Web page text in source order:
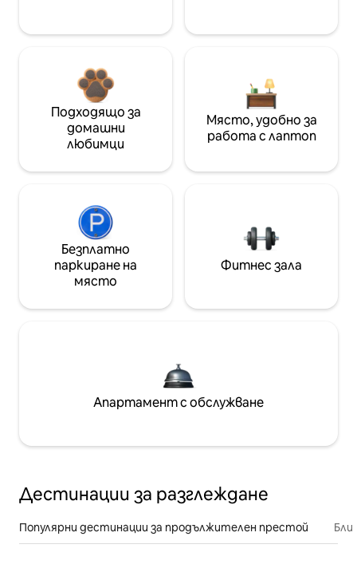
Подходящо за
домашни
любимци
Място, удобно за
работа с лаптоп
Безплатно
паркиране на
място
Фитнес зала
Апартамент с обслужване
Дестинации за разглеждане
Популярни дестинации за продължителен престой